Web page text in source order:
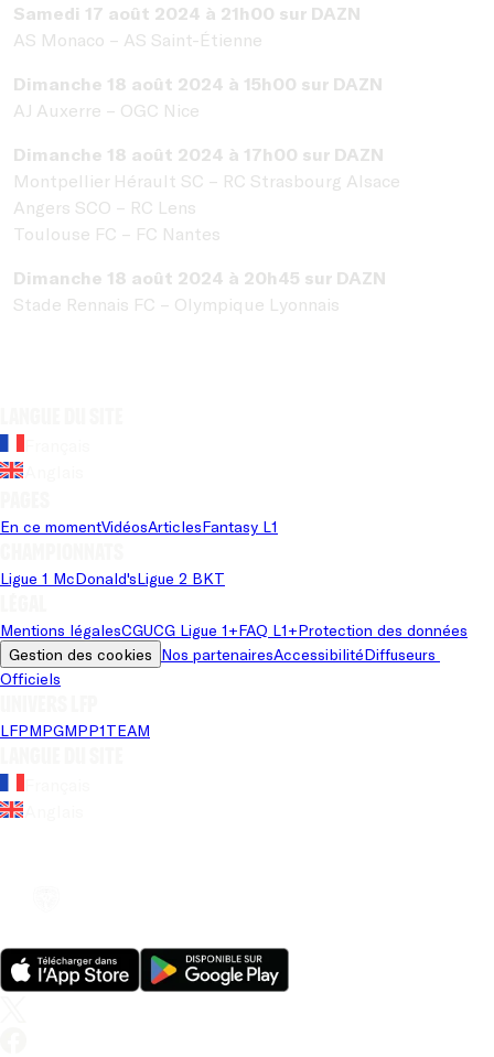
Samedi 17 août 2024 à 21h00 sur DAZN
AS Monaco – AS Saint-Étienne
Dimanche 18 août 2024 à 15h00 sur DAZN
AJ Auxerre – OGC Nice
Dimanche 18 août 2024 à 17h00 sur DAZN
Montpellier Hérault SC – RC Strasbourg Alsace
Angers SCO – RC Lens
Toulouse FC – FC Nantes
Dimanche 18 août 2024 à 20h45 sur DAZN
Stade Rennais FC – Olympique Lyonnais
En ce momentVidéosArticlesFantasy L1
Ligue 1 McDonald'sLigue 2 BKT
Mentions légalesCGUCG Ligue 1+FAQ L1+Protection des données
Gestion des cookies Nos partenairesAccessibilitéDiffuseurs
Officiels
LFPMPGMPP1TEAM